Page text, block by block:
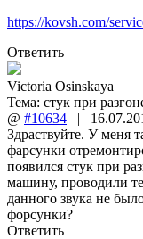
https://kovsh.com/
Ответить
Victoria Osinskaya
Тема: стук при
@ #10634 |
Здраствуйте. У меня
фарсунки
появился стук при
машину, проводили
данного звука не
форсунки?
Ответить